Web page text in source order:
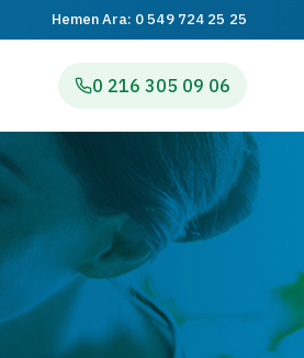
Hemen Ara: 0 549 724 25 25
0 216 305 09 06